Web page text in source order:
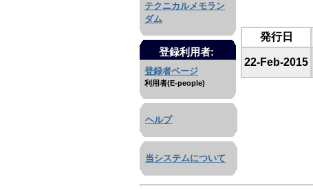
テクニカルメモラン
ダム
登録利用者:
登録者ページ
利用者(E-people)
ヘルプ
当システムについて
発行日
22-Feb-2015